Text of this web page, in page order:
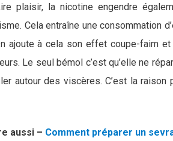
plaisir, la nicotine engendre
Cela entraîne une consommation
ajoute à cela son effet coupe-faim
Le seul bémol c’est qu’elle ne
autour des viscères. C’est la
aussi – Comment préparer un